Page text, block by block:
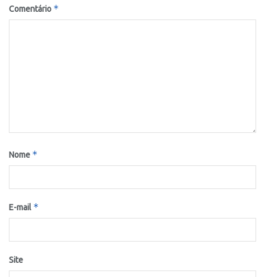
Comentário *
Nome *
E-mail *
Site